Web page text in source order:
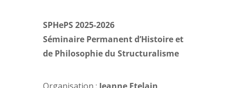
SPHePS 2025-2026
Séminaire Permanent d’Histoire et
de Philosophie du Structuralisme